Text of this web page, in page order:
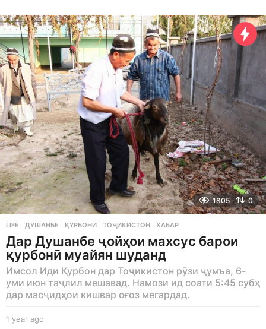
e
a
r
a
g
o
1805 0
LIFE ДУШАНБЕ ,ҚУРБОНӢ ,ТОҶИКИСТОН ,ХАБАР
Дар Душанбе ҷойҳои махсус барои
қурбонӣ муайян шуданд
Имсол Иди Қурбон дар Тоҷикистон рӯзи ҷумъа, 6-
уми июн таҷлил мешавад. Намози ид соати 5:45 субҳ
дар масҷидҳои кишвар оғоз мегардад.
1 year ago